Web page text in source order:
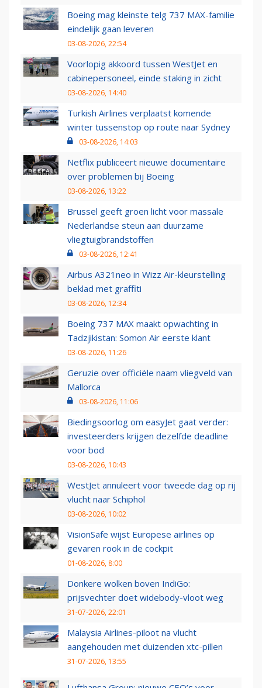
Boeing mag kleinste telg 737 MAX-familie
eindelijk gaan leveren
03-08-2026, 22:54
Voorlopig akkoord tussen WestJet en
cabinepersoneel, einde staking in zicht
03-08-2026, 14:40
Turkish Airlines verplaatst komende
winter tussenstop op route naar Sydney
03-08-2026, 14:03
Netflix publiceert nieuwe documentaire
over problemen bij Boeing
03-08-2026, 13:22
Brussel geeft groen licht voor massale
Nederlandse steun aan duurzame
vliegtuigbrandstoffen
03-08-2026, 12:41
Airbus A321neo in Wizz Air-kleurstelling
beklad met graffiti
03-08-2026, 12:34
Boeing 737 MAX maakt opwachting in
Tadzjikistan: Somon Air eerste klant
03-08-2026, 11:26
Geruzie over officiële naam vliegveld van
Mallorca
03-08-2026, 11:06
Biedingsoorlog om easyJet gaat verder:
investeerders krijgen dezelfde deadline
voor bod
03-08-2026, 10:43
WestJet annuleert voor tweede dag op rij
vlucht naar Schiphol
03-08-2026, 10:02
VisionSafe wijst Europese airlines op
gevaren rook in de cockpit
01-08-2026, 8:00
Donkere wolken boven IndiGo:
prijsvechter doet widebody-vloot weg
31-07-2026, 22:01
Malaysia Airlines-piloot na vlucht
aangehouden met duizenden xtc-pillen
31-07-2026, 13:55